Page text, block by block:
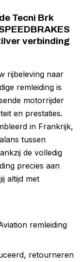
Tecni Brk
verbinding
rijbeleving naar
remleiding is
motorrijder
en prestaties.
in Frankrijk,
tussen
de volledig
precies aan
altijd met
remleiding
retourneren